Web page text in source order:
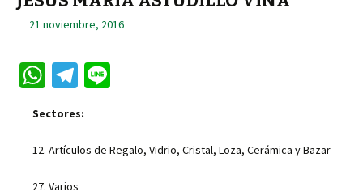
21 noviembre, 2016
W
h
at
sA
p
Te
gr
a
Sectores:
12. Artículos de Regalo, Vidrio, Cristal, Loza, Cerámica y Bazar
27. Varios